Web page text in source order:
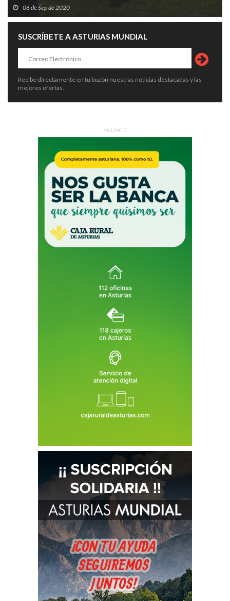
06 de Sep de 2020
SUSCRÍBETE A ASTURIAS MUNDIAL
Recibe directamente en tu buzón nuestras noticias destacadas y las
mejores ofertas.
ANUNCIO